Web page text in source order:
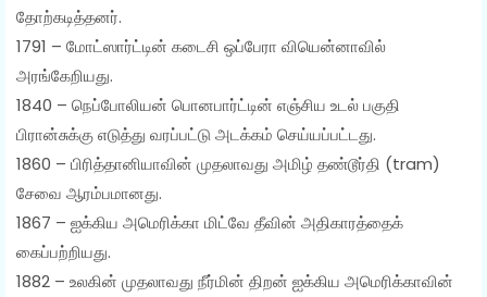
தோற்கடித்தனர்.
1791 – மோட்ஸார்ட்டின் கடைசி ஒப்பேரா வியென்னாவில்
அரங்கேறியது.
1840 – நெப்போலியன் பொனபார்ட்டின் எஞ்சிய உடல் பகுதி
பிரான்சுக்கு எடுத்து வரப்பட்டு அடக்கம் செய்யப்பட்டது.
1860 – பிரித்தானியாவின் முதலாவது அமிழ் தண்டூர்தி (tram)
சேவை ஆரம்பமானது.
1867 – ஐக்கிய அமெரிக்கா மிட்வே தீவின் அதிகாரத்தைக்
கைப்பற்றியது.
1882 – உலகின் முதலாவது நீர்மின் திறன் ஐக்கிய அமெரிக்காவின்